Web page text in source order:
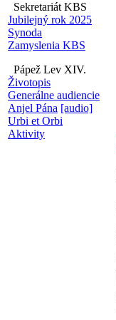
Sekretariát KBS
Jubilejný rok 2025
Synoda
Zamyslenia KBS
Pápež Lev XIV.
Životopis
Generálne audiencie
Anjel Pána [audio]
Urbi et Orbi
Aktivity